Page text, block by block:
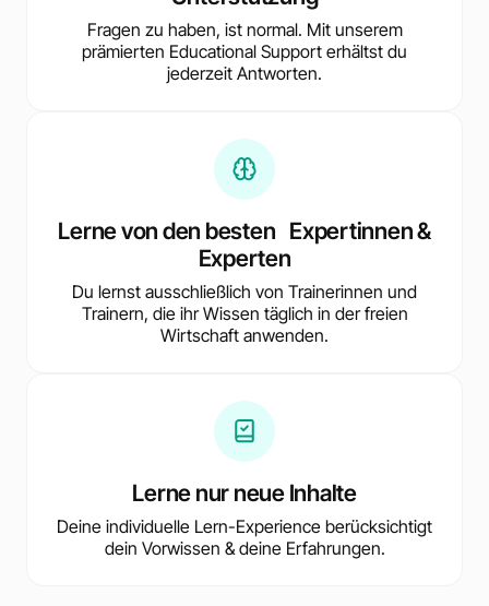
Fragen zu haben, ist normal. Mit unserem
prämierten Educational Support erhältst du
jederzeit Antworten.
Lerne von den besten Expertinnen &
Experten
Du lernst ausschließlich von Trainerinnen und
Trainern, die ihr Wissen täglich in der freien
Wirtschaft anwenden.
Lerne nur neue Inhalte
Deine individuelle Lern-Experience berücksichtigt
dein Vorwissen & deine Erfahrungen.